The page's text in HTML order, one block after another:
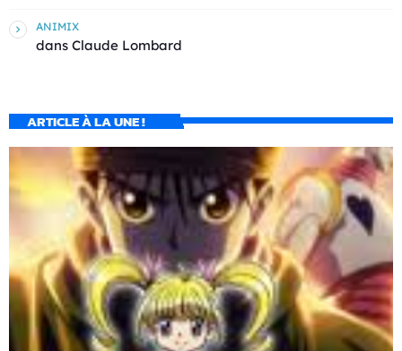
ANIMIX
dans Claude Lombard
ARTICLE À LA UNE !